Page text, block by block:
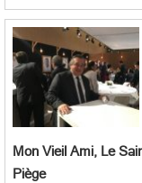
Mon Vieil Ami, Le
Piège